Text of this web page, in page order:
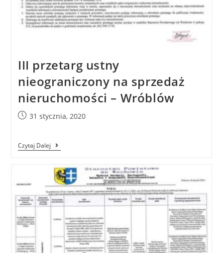
III przetarg ustny
nieograniczony na sprzedaż
nieruchomości – Wróblów
31 stycznia, 2020
Czytaj Dalej